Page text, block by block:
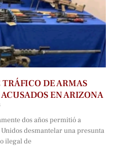
DE ARMAS
EN ARIZONA
dos años permitió a
desmantelar una presunta
ilegal de